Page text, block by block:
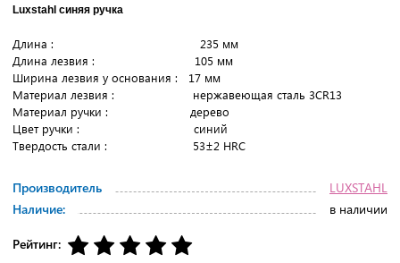
Luxstahl синяя ручка
Длина : 235 мм
Длина лезвия : 105 мм
Ширина лезвия у основания : 17 мм
Материал лезвия : нержавеющая сталь 3CR13
Материал ручки : дерево
Цвет ручки : синий
Твердость стали : 53±2 HRC
Производитель
LUXSTAHL
Наличие:
в наличии
Рейтинг: